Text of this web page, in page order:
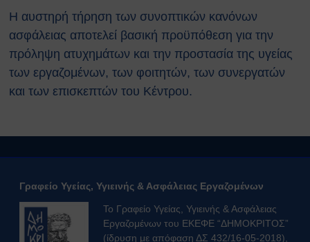
Kινδύνου
Εργονομία
Ηλεκτρικός Κίνδυνος
Μέσα Ατομικής Προστασίας
Πυροπροστασία
Χημικές Ουσίες
Safety and Security Information
Συνεργάτη
ΕΚΠΑΙΔΕΥΣΗ
Πρώτες Βοήθειες
Μαθήματα καρδιοαναπνευστικής
Η αυστηρή τήρηση των συνοπτικών κανόνων
ασφάλειας αποτελεί βασική προϋπόθεση για την
πρόληψη ατυχημάτων και την προστασία της υγείας
των εργαζομένων, των φοιτητών, των συνεργατών
και των επισκεπτών του Κέντρου.
Γραφείο Υγείας, Υγιεινής & Ασφάλειας Εργαζομένων
Το Γραφείο Υγείας, Υγιεινής & Ασφάλειας
Εργαζομένων του ΕΚΕΦΕ “ΔΗΜΟΚΡΙΤΟΣ”
(ίδρυση με απόφαση ΔΣ 432/16-05-2018),